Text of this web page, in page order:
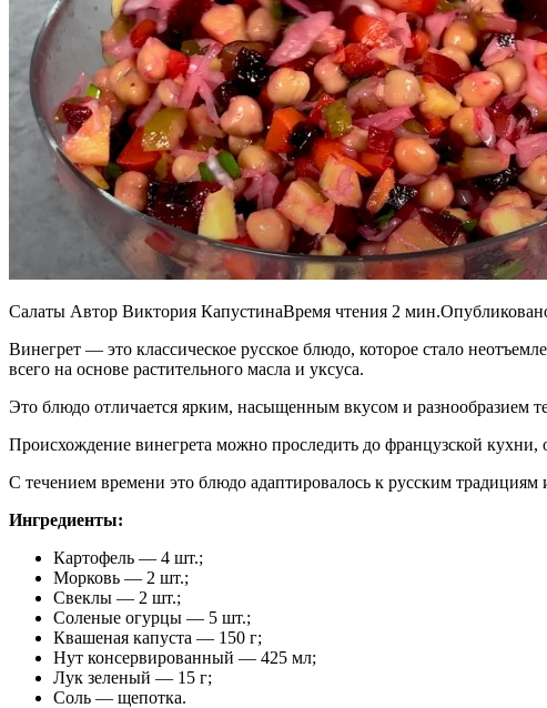
Салаты Автор Виктория КапустинаВремя чтения 2
Винегрет — это классическое русское блюдо, которое стало
всего на основе растительного масла и уксуса.
Это блюдо отличается ярким, насыщенным вкусом и разнообразием
Происхождение винегрета можно проследить до французской
С течением времени это блюдо адаптировалось к русским
Ингредиенты:
Картофель — 4 шт.;
Морковь — 2 шт.;
Свеклы — 2 шт.;
Соленые огурцы — 5 шт.;
Квашеная капуста — 150 г;
Нут консервированный — 425 мл;
Лук зеленый — 15 г;
Соль — щепотка.